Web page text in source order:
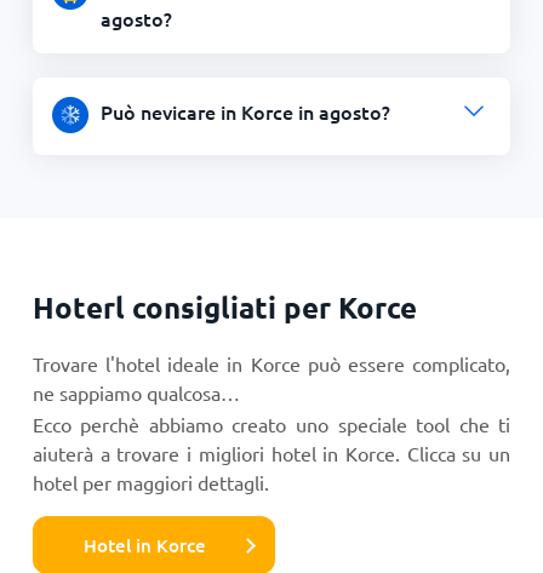
agosto?
Può nevicare in Korce in agosto?
Hoterl consigliati per Korce
Trovare l'hotel ideale in Korce può essere complicato,
ne sappiamo qualcosa…
Ecco perchè abbiamo creato uno speciale tool che ti
aiuterà a trovare i migliori hotel in Korce. Clicca su un
hotel per maggiori dettagli.
Hotel in Korce